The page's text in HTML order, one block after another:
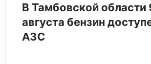
В Тамбовской области
августа бензин
АЗС